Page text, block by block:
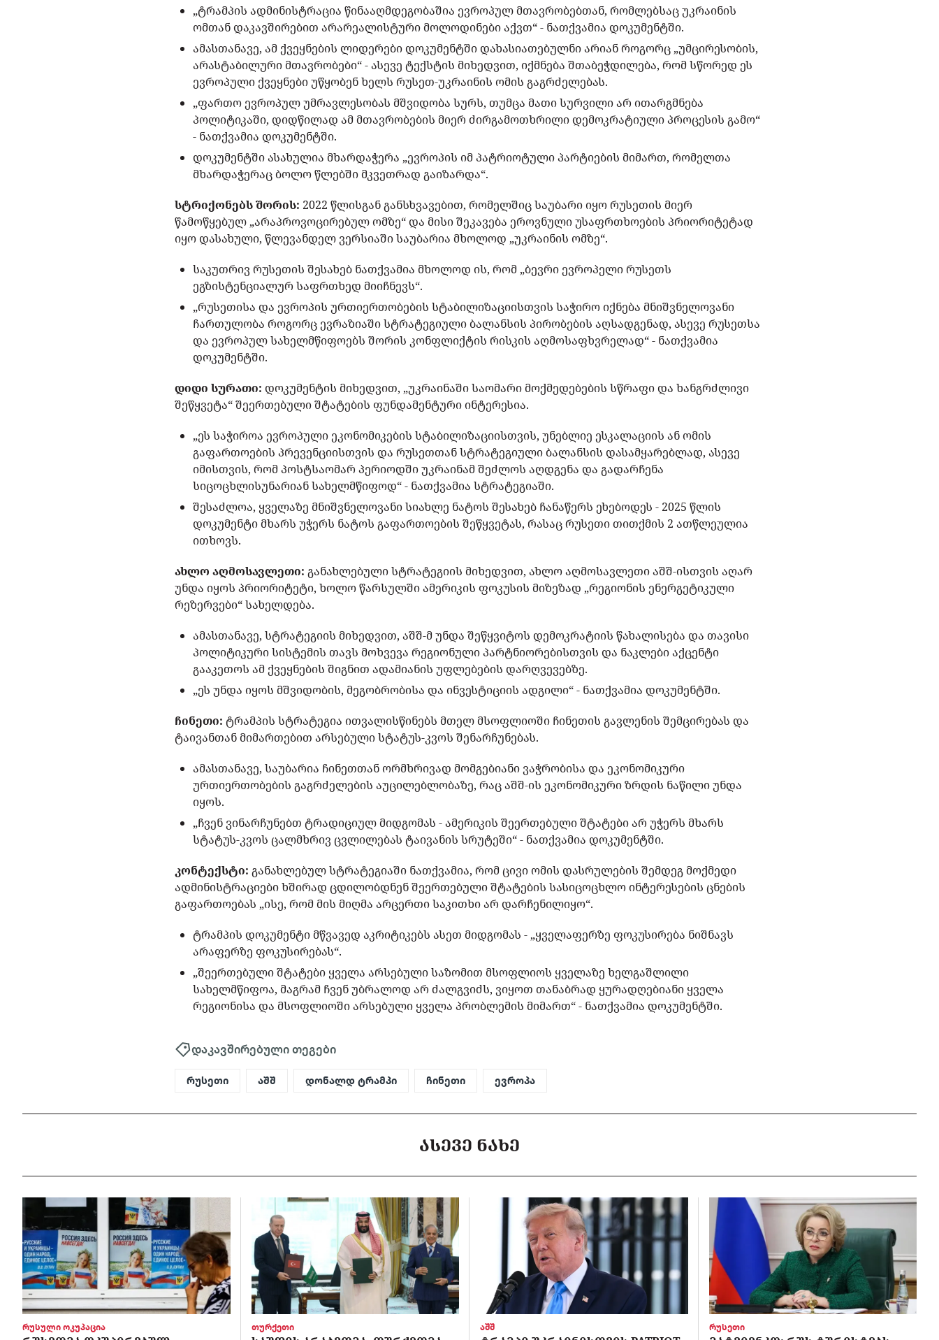
„ტრამპის ადმინისტრაცია წინააღმდეგობაშია ევროპულ მთავრობებთან, რომლებსაც უკრაინის
ომთან დაკავშირებით არარეალისტური მოლოდინები აქვთ“ - ნათქვამია დოკუმენტში.
ამასთანავე, ამ ქვეყნების ლიდერები დოკუმენტში დახასიათებულნი არიან როგორც „უმცირესობის,
არასტაბილური მთავრობები“ - ასევე ტექსტის მიხედვით, იქმნება შთაბეჭდილება, რომ სწორედ ეს
ევროპული ქვეყნები უწყობენ ხელს რუსეთ-უკრაინის ომის გაგრძელებას.
„ფართო ევროპულ უმრავლესობას მშვიდობა სურს, თუმცა მათი სურვილი არ ითარგმნება
პოლიტიკაში, დიდწილად ამ მთავრობების მიერ ძირგამოთხრილი დემოკრატიული პროცესის გამო“
- ნათქვამია დოკუმენტში.
დოკუმენტში ასახულია მხარდაჭერა „ევროპის იმ პატრიოტული პარტიების მიმართ, რომელთა
მხარდაჭერაც ბოლო წლებში მკვეთრად გაიზარდა“.
სტრიქონებს შორის: 2022 წლისგან განსხვავებით, რომელშიც საუბარი იყო რუსეთის მიერ
წამოწყებულ „არაპროვოცირებულ ომზე“ და მისი შეკავება ეროვნული უსაფრთხოების პრიორიტეტად
იყო დასახული, წლევანდელ ვერსიაში საუბარია მხოლოდ „უკრაინის ომზე“.
საკუთრივ რუსეთის შესახებ ნათქვამია მხოლოდ ის, რომ „ბევრი ევროპელი რუსეთს
ეგზისტენციალურ საფრთხედ მიიჩნევს“.
„რუსეთისა და ევროპის ურთიერთობების სტაბილიზაციისთვის საჭირო იქნება მნიშვნელოვანი
ჩართულობა როგორც ევრაზიაში სტრატეგიული ბალანსის პირობების აღსადგენად, ასევე რუსეთსა
და ევროპულ სახელმწიფოებს შორის კონფლიქტის რისკის აღმოსაფხვრელად“ - ნათქვამია
დოკუმენტში.
დიდი სურათი: დოკუმენტის მიხედვით, „უკრაინაში საომარი მოქმედებების სწრაფი და ხანგრძლივი
შეწყვეტა“ შეერთებული შტატების ფუნდამენტური ინტერესია.
„ეს საჭიროა ევროპული ეკონომიკების სტაბილიზაციისთვის, უნებლიე ესკალაციის ან ომის
გაფართოების პრევენციისთვის და რუსეთთან სტრატეგიული ბალანსის დასამყარებლად, ასევე
იმისთვის, რომ პოსტსაომარ პერიოდში უკრაინამ შეძლოს აღდგენა და გადარჩენა
სიცოცხლისუნარიან სახელმწიფოდ“ - ნათქვამია სტრატეგიაში.
შესაძლოა, ყველაზე მნიშვნელოვანი სიახლე ნატოს შესახებ ჩანაწერს ეხებოდეს - 2025 წლის
დოკუმენტი მხარს უჭერს ნატოს გაფართოების შეწყვეტას, რასაც რუსეთი თითქმის 2 ათწლეულია
ითხოვს.
ახლო აღმოსავლეთი:განახლებული სტრატეგიის მიხედვით, ახლო აღმოსავლეთი აშშ-ისთვის აღარ
უნდა იყოს პრიორიტეტი, ხოლო წარსულში ამერიკის ფოკუსის მიზეზად „რეგიონის ენერგეტიკული
რეზერვები“ სახელდება.
ამასთანავე, სტრატეგიის მიხედვით, აშშ-მ უნდა შეწყვიტოს დემოკრატიის წახალისება და თავისი
პოლიტიკური სისტემის თავს მოხვევა რეგიონული პარტნიორებისთვის და ნაკლები აქცენტი
გააკეთოს ამ ქვეყნების შიგნით ადამიანის უფლებების დარღვევებზე.
„ეს უნდა იყოს მშვიდობის, მეგობრობისა და ინვესტიციის ადგილი“ - ნათქვამია დოკუმენტში.
ჩინეთი:ტრამპის სტრატეგია ითვალისწინებს მთელ მსოფლიოში ჩინეთის გავლენის შემცირებას და
ტაივანთან მიმართებით არსებული სტატუს-კვოს შენარჩუნებას.
ამასთანავე, საუბარია ჩინეთთან ორმხრივად მომგებიანი ვაჭრობისა და ეკონომიკური
ურთიერთობების გაგრძელების აუცილებლობაზე, რაც აშშ-ის ეკონომიკური ზრდის ნაწილი უნდა
იყოს.
„ჩვენ ვინარჩუნებთ ტრადიციულ მიდგომას - ამერიკის შეერთებული შტატები არ უჭერს მხარს
სტატუს-კვოს ცალმხრივ ცვლილებას ტაივანის სრუტეში“ - ნათქვამია დოკუმენტში.
კონტექსტი:განახლებულ სტრატეგიაში ნათქვამია, რომ ცივი ომის დასრულების შემდეგ მოქმედი
ადმინისტრაციები ხშირად ცდილობდნენ შეერთებული შტატების სასიცოცხლო ინტერესების ცნების
გაფართოებას „ისე, რომ მის მიღმა არცერთი საკითხი არ დარჩენილიყო“.
ტრამპის დოკუმენტი მწვავედ აკრიტიკებს ასეთ მიდგომას - „ყველაფერზე ფოკუსირება ნიშნავს
არაფერზე ფოკუსირებას“.
„შეერთებული შტატები ყველა არსებული საზომით მსოფლიოს ყველაზე ხელგაშლილი
სახელმწიფოა, მაგრამ ჩვენ უბრალოდ არ ძალგვიძს, ვიყოთ თანაბრად ყურადღებიანი ყველა
რეგიონისა და მსოფლიოში არსებული ყველა პრობლემის მიმართ“ - ნათქვამია დოკუმენტში.
დაკავშირებული თეგები
რუსეთი აშშ დონალდ ტრამპი ჩინეთი ევროპა
ᲐᲡᲔᲕᲔ ᲜᲐᲮᲔ
რუსული ოკუპაცია თურქეთი აშშ რუსეთი